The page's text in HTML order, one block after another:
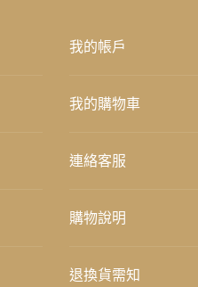
我的帳戶
我的購物車
連絡客服
購物說明
退換貨需知